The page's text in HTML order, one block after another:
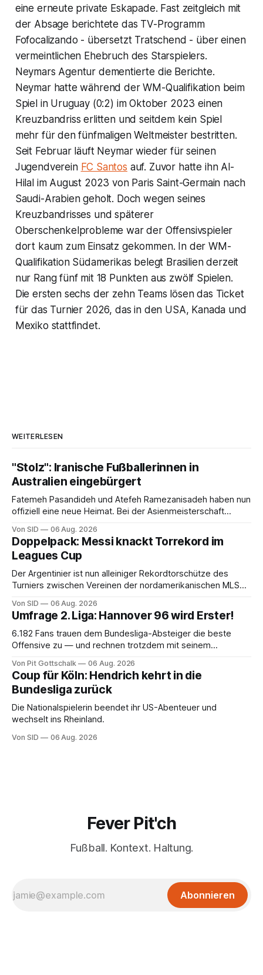
eine erneute private Eskapade. Fast zeitgleich mit
der Absage berichtete das TV-Programm
Fofocalizando - übersetzt Tratschend - über einen
vermeintlichen Ehebruch des Starspielers.
Neymars Agentur dementierte die Berichte.
Neymar hatte während der WM-Qualifikation beim
Spiel in Uruguay (0:2) im Oktober 2023 einen
Kreuzbandriss erlitten und seitdem kein Spiel
mehr für den fünfmaligen Weltmeister bestritten.
Seit Februar läuft Neymar wieder für seinen
Jugendverein FC Santos auf. Zuvor hatte ihn Al-
Hilal im August 2023 von Paris Saint-Germain nach
Saudi-Arabien geholt. Doch wegen seines
Kreuzbandrisses und späterer
Oberschenkelprobleme war der Offensivspieler
dort kaum zum Einsatz gekommen. In der WM-
Qualifikation Südamerikas belegt Brasilien derzeit
nur Rang fünf mit 18 Punkten aus zwölf Spielen.
Die ersten sechs der zehn Teams lösen das Ticket
für das Turnier 2026, das in den USA, Kanada und
Mexiko stattfindet.
WEITERLESEN
"Stolz": Iranische Fußballerinnen in
Australien eingebürgert
Fatemeh Pasandideh und Atefeh Ramezanisadeh haben nun
offiziell eine neue Heimat. Bei der Asienmeisterschaft
Von SID 06 Aug. 2026
Doppelpack: Messi knackt Torrekord im
Leagues Cup
Der Argentinier ist nun alleiniger Rekordtorschütze des
Turniers zwischen Vereinen der nordamerikanischen MLS
Von SID 06 Aug. 2026
Umfrage 2. Liga: Hannover 96 wird Erster!
6.182 Fans trauen dem Bundesliga-Absteiger die beste
Offensive zu — und rechnen trotzdem mit seinem
Lokalrivale in Niedersachsen.
Von Pit Gottschalk 06 Aug. 2026
Coup für Köln: Hendrich kehrt in die
Bundesliga zurück
Die Nationalspielerin beendet ihr US-Abenteuer und
wechselt ins Rheinland.
Von SID 06 Aug. 2026
Fever Pit'ch
Fußball. Kontext. Haltung.
Abonnieren